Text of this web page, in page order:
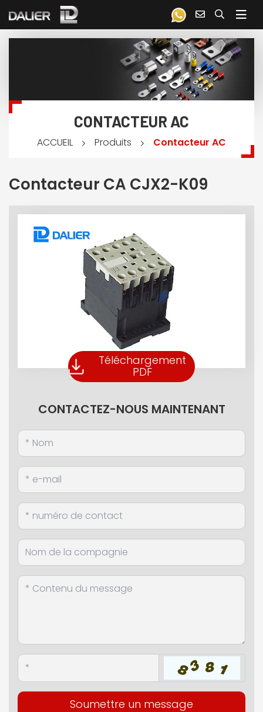
CONTACTEUR AC
ACCUEIL Produits Contacteur AC
Contacteur CA CJX2-K09
Téléchargement
PDF
CONTACTEZ-NOUS MAINTENANT
Soumettre un message